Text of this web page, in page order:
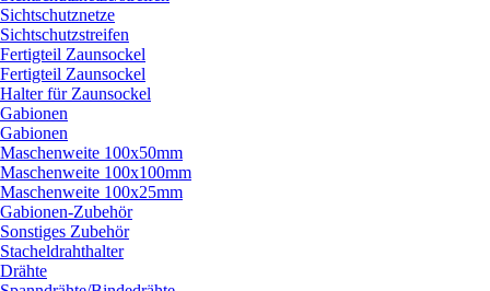
Sichtschutznetze
Sichtschutzstreifen
Fertigteil Zaunsockel
Fertigteil Zaunsockel
Halter für Zaunsockel
Gabionen
Gabionen
Maschenweite 100x50mm
Maschenweite 100x100mm
Maschenweite 100x25mm
Gabionen-Zubehör
Sonstiges Zubehör
Stacheldrahthalter
Drähte